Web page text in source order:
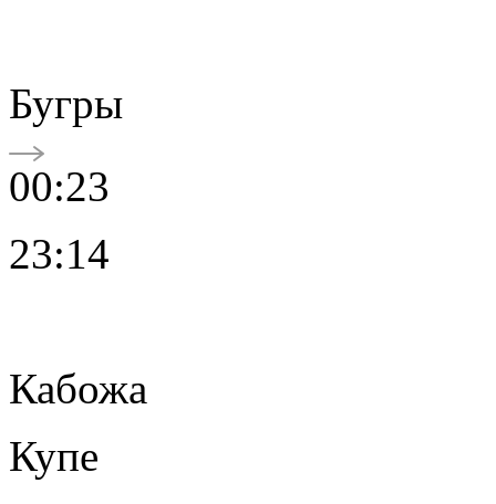
Бугры
00:23
23:14
Кабожа
Купе